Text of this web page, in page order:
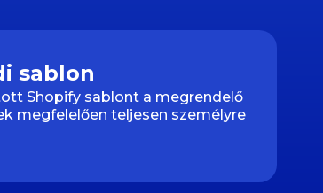
sablon
Shopify sablont a megrendelő
megfelelően teljesen személyre